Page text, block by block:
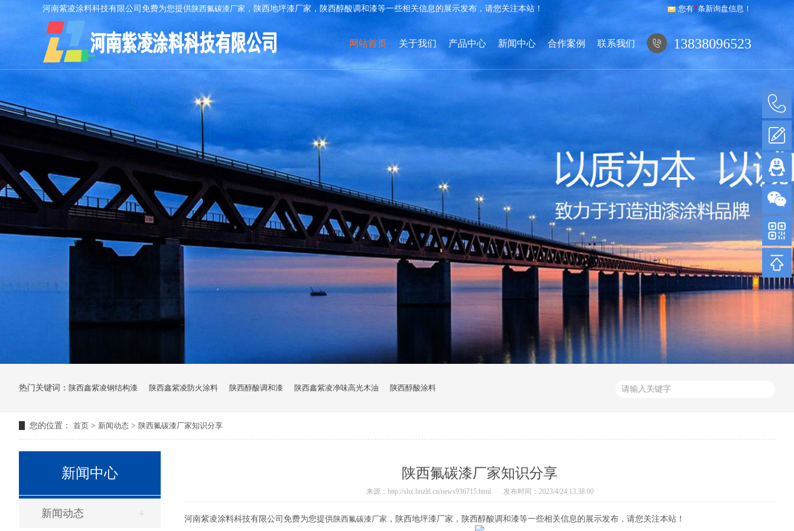
河南紫凌涂料科技有限公司免费为您提供陕西氟碳漆厂家 ，陕西地坪漆厂家，陕西醇酸调和漆等一些相关信息的展示发布，请您关注本站！ 您有7条新询盘信息！
网站首页 关于我们 产品中心 新闻中心 合作案例 联系我们  13838096523
热门关键词： 陕西鑫紫凌钢结构漆 陕西鑫紫凌防火涂料 陕西醇酸调和漆 陕西鑫紫凌净味高光木油 陕西醇酸涂料
您的位置： 首页 > 新闻动态 > 陕西氟碳漆厂家知识分享
新闻中心
新闻动态
陕西氟碳漆厂家知识分享
来源：http://shx.hnzltl.cn/news936715.html 发布时间：2023/4/24 13:38:00
河南紫凌涂料科技有限公司免费为您提供陕西氟碳漆厂家 ，陕西地坪漆厂家，陕西醇酸调和漆等一些相关信息的展示发布，请您关注本站！